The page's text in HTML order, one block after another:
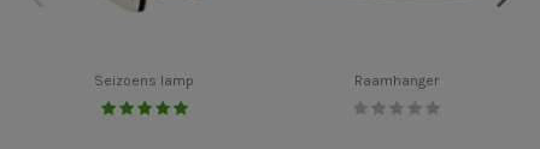
Seizoens lamp Raamhanger